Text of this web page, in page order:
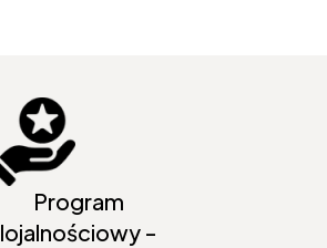
Program
lojalnościowy -